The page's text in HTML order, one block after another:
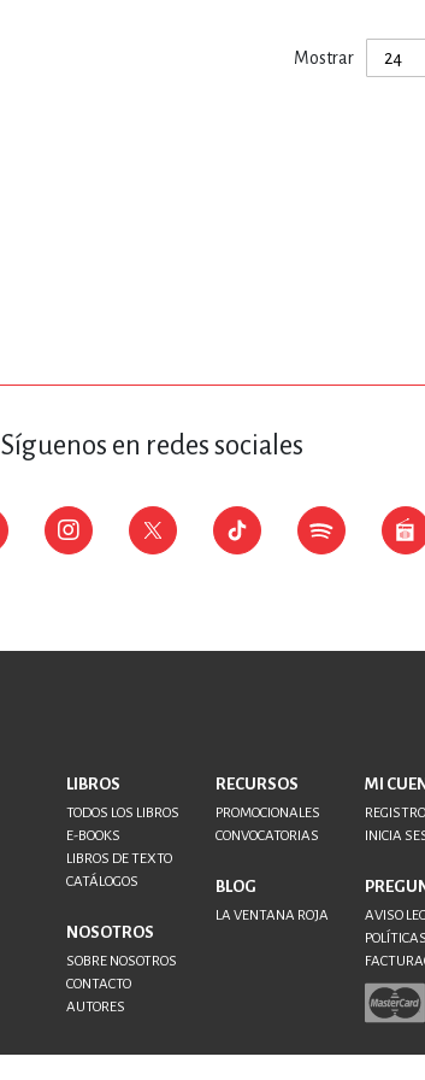
Mostrar
Síguenos en redes sociales
LIBROS
TODOS LOS LIBROS
E-BOOKS
LIBROS DE TEXTO
CATÁLOGOS
NOSOTROS
SOBRE NOSOTROS
CONTACTO
AUTORES
RECURSOS
PROMOCIONALES
CONVOCATORIAS
BLOG
LA VENTANA ROJA
MI
REGISTRO
INICIA
AVISO